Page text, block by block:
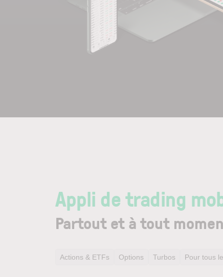
Appli de trading
Partout et à tout
Actions & ETFs Options Turbos Pour tous